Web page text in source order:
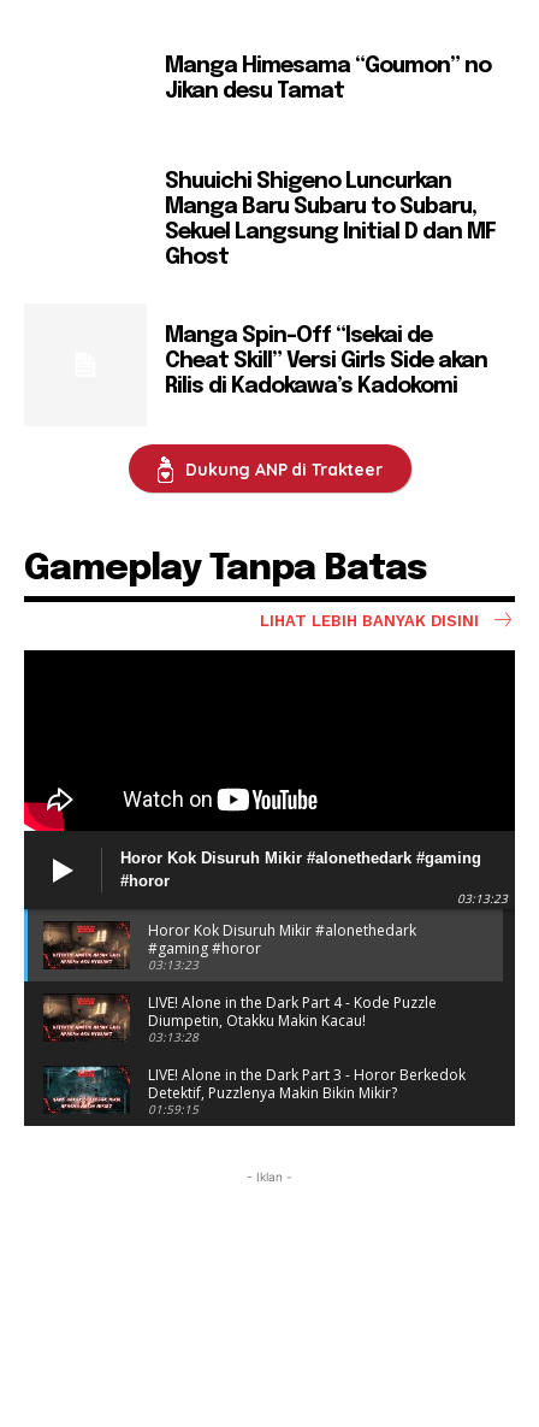
Manga Himesama “Goumon” no
Jikan desu Tamat
Shuuichi Shigeno Luncurkan
Manga Baru Subaru to Subaru,
Sekuel Langsung Initial D dan MF
Ghost
Manga Spin-Off “Isekai de
Cheat Skill” Versi Girls Side akan
Rilis di Kadokawa’s Kadokomi
Dukung ANP di Trakteer
Gameplay Tanpa Batas
LIHAT LEBIH BANYAK DISINI
Horor Kok Disuruh Mikir #alonethedark #gaming
#horor
03:13:23
Horor Kok Disuruh Mikir #alonethedark
#gaming #horor
03:13:23
LIVE! Alone in the Dark Part 4 - Kode Puzzle
Diumpetin, Otakku Makin Kacau!
03:13:28
LIVE! Alone in the Dark Part 3 - Horor Berkedok
Detektif, Puzzlenya Makin Bikin Mikir?
01:59:15
- Iklan -